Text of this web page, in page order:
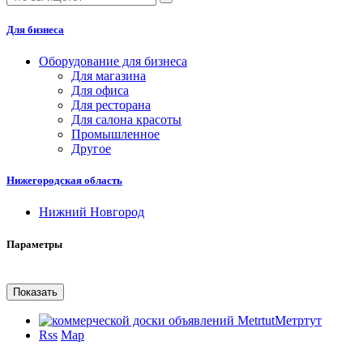
Для бизнеса
Оборудование для бизнеса
Для магазина
Для офиса
Для ресторана
Для салона красоты
Промышленное
Другое
Нижегородская область
Нижний Новгород
Параметры
Метртут
Rss Map